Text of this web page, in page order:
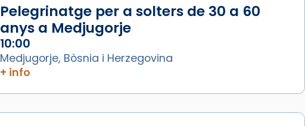
Cargar más...
Pelegrinatge per a solters de 30 a 60
anys a Medjugorje
10:00
Medjugorje, Bòsnia i Herzegovina
+ info